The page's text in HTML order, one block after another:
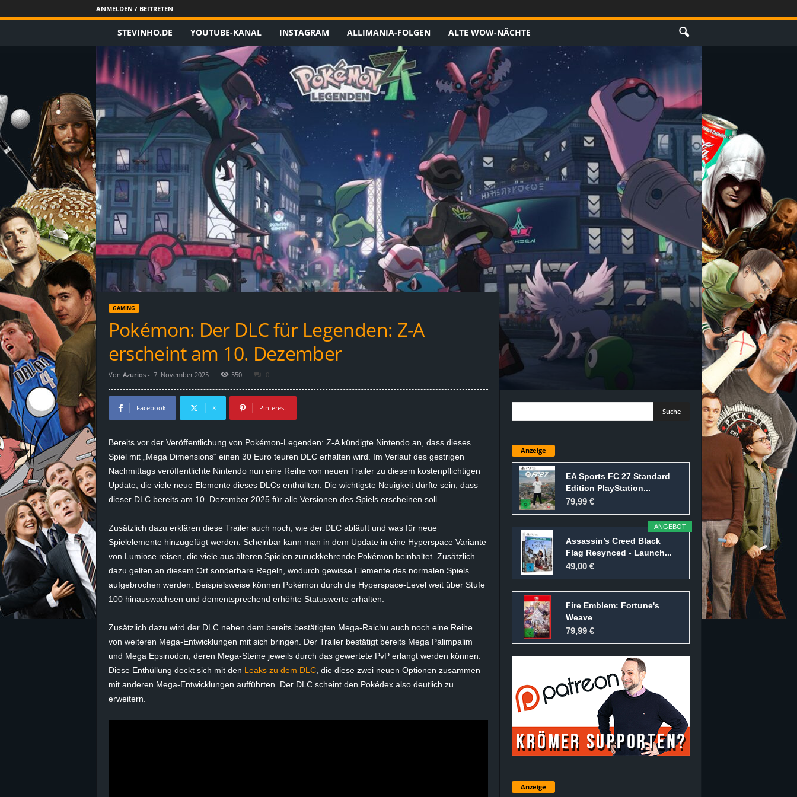
ANMELDEN / BEITRETEN
e
v
i
h
.
e
i
n
s
g
e
z
c
h
n
STEVINHO.DE YOUTUBE-KANAL INSTAGRAM ALLIMANIA-FOLGEN ALTE WOW-NÄCHTE
GAMING
Pokémon: Der DLC für Legenden: Z-A
erscheint am 10. Dezember
Von Azurios- 7. November 2025 550 0
Facebook X Pinterest
Bereits vor der Veröffentlichung von Pokémon-Legenden: Z-A kündigte Nintendo an, dass dieses
Spiel mit „Mega Dimensions“ einen 30 Euro teuren DLC erhalten wird. Im Verlauf des gestrigen
Nachmittags veröffentlichte Nintendo nun eine Reihe von neuen Trailer zu diesem kostenpflichtigen
Update, die viele neue Elemente dieses DLCsenthüllten. Die wichtigste Neuigkeit dürfte sein, dass
dieser DLC bereits am 10. Dezember 2025für alle Versionen des Spiels erscheinen soll.
Zusätzlich dazu erklären diese Trailer auch noch, wie der DLC abläuft und was für neue
Spielelemente hinzugefügt werden. Scheinbar kann man in dem Update in eine HyperspaceVariante
von Lumiosereisen, die viele aus älteren Spielen zurückkehrende Pokémon beinhaltet. Zusätzlich
dazu gelten an diesem Ort sonderbare Regeln, wodurch gewisse Elemente des normalen Spiels
aufgebrochen werden. Beispielsweise können Pokémon durch die Hyperspace-Levelweit über Stufe
100 hinauswachsen und dementsprechend erhöhte Statuswerte erhalten.
Zusätzlich dazu wird der DLC neben dem bereits bestätigten Mega-Raichu auch noch eine Reihe
von weiteren Mega-Entwicklungen mit sich bringen. Der Trailer bestätigt bereits Mega Palimpalim
und Mega Epsinodon , deren Mega-Steine jeweils durch das gewertete PvPerlangt werden können.
Diese Enthüllung deckt sich mit den Leaks zu dem DLC, die diese zwei neuen Optionen zusammen
mit anderen Mega-Entwicklungen aufführten. Der DLC scheint den Pokédexalso deutlich zu
erweitern.
Anzeige
EA Sports FC 27 Standard
Edition PlayStation...
79,99 €
ANGEBOT
Assassin’s Creed Black
Flag Resynced - Launch...
49,00 €
Fire Emblem: Fortune's
Weave
79,99 €
Anzeige